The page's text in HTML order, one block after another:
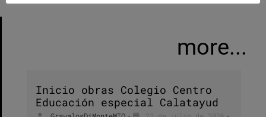
more...
Inicio obras Colegio Centro
Educación especial Calatayud